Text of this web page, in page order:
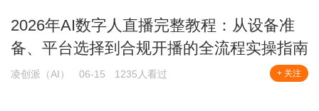
2026年AI数字人直播完整教程：从设备准
备、平台选择到合规开播的全流程实操指南
凌创派（AI） 06-15 1235人看过 + 关注